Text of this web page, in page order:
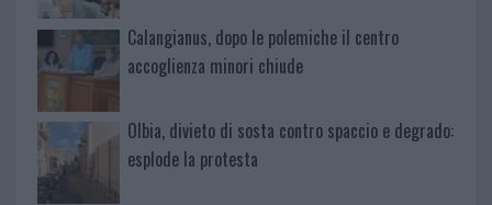
Calangianus, dopo le polemiche il centro
accoglienza minori chiude
Olbia, divieto di sosta contro spaccio e degrado:
esplode la protesta